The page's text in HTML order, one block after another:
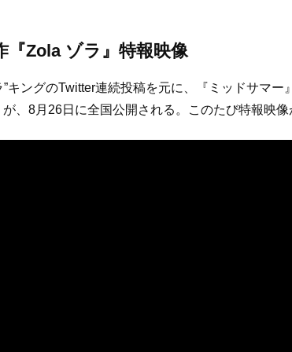
『Zola ゾラ』特報映像
キングのTwitter連続投稿を元に、『ミッドサマー
、8月26日に全国公開される。このたび特報映像